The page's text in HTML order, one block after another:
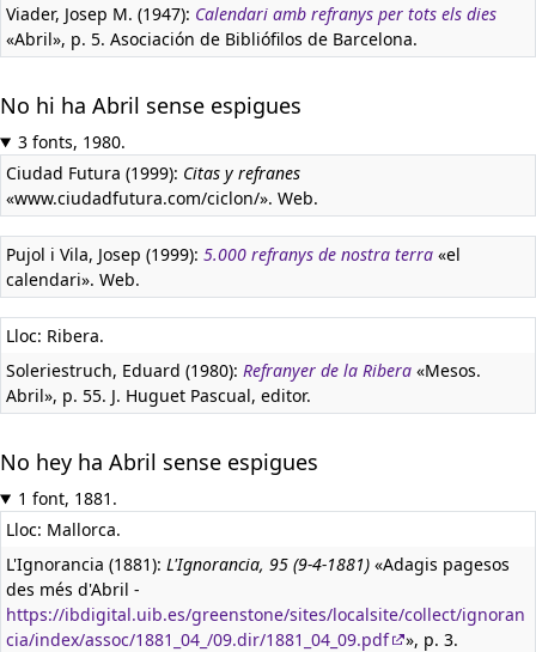
Viader, Josep M. (1947): Calendari amb refranys per tots els dies
«Abril», p. 5. Asociación de Bibliófilos de Barcelona.
No hi ha Abril sense espigues
3 fonts, 1980.
Ciudad Futura (1999): Citas y refranes
«www.ciudadfutura.com/ciclon/». Web.
Pujol i Vila, Josep (1999): 5.000 refranys de nostra terra «el
calendari». Web.
Lloc: Ribera.
Soleriestruch, Eduard (1980): Refranyer de la Ribera «Mesos.
Abril», p. 55. J. Huguet Pascual, editor.
No hey ha Abril sense espigues
1 font, 1881.
Lloc: Mallorca.
L'Ignorancia (1881): L'Ignorancia, 95 (9-4-1881) «Adagis pagesos
des més d'Abril -
https://ibdigital.uib.es/greenstone/sites/localsite/collect/ignoran
cia/index/assoc/1881_04_/09.dir/1881_04_09.pdf
», p. 3.